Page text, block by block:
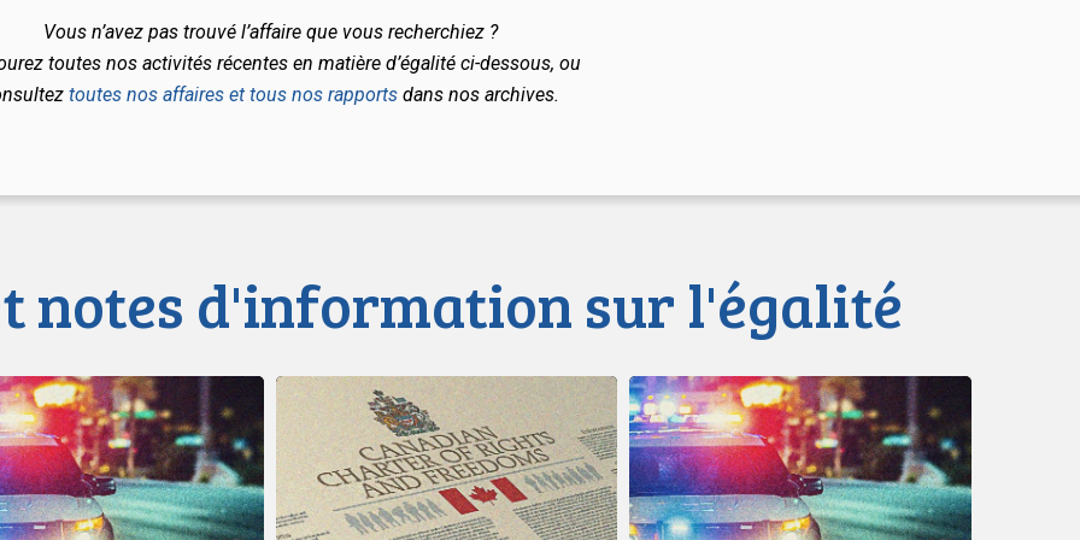
Vous n’avez pas trouvé l’affaire que vous recherchiez ?
toutes nos activités récentes en matière d’égalité ci-dessous, ou
toutes nos affaires et tous nos rapportsdans nos archives.
notes d'information sur l'égalité
Dans
une
contribution
adressée
au
Le
LDL
et
le
CCLA